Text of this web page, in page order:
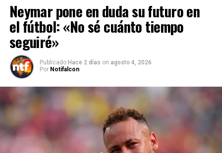
Neymar pone en duda su futuro en
el fútbol: «No sé cuánto tiempo
seguiré»
Publicado Hace 2 días on agosto 4, 2026
Por Notifalcon